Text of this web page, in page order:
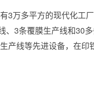
3万多平方的现代化工
3条覆膜生产线和30
线等先进设备，在印